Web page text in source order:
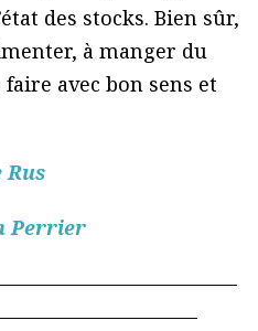
des stocks. Bien sûr,
à manger du
avec bon sens et
Rus
Perrier